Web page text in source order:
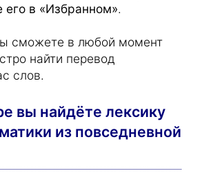
его в «Избранном».
сможете в любой момент
найти перевод
слов.
вы найдёте лексику
из повседневной